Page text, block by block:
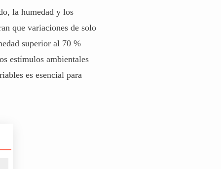
la humedad y los
que variaciones de solo
superior al 70 %
estímulos ambientales
es esencial para